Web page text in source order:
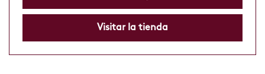
Visitar la tienda